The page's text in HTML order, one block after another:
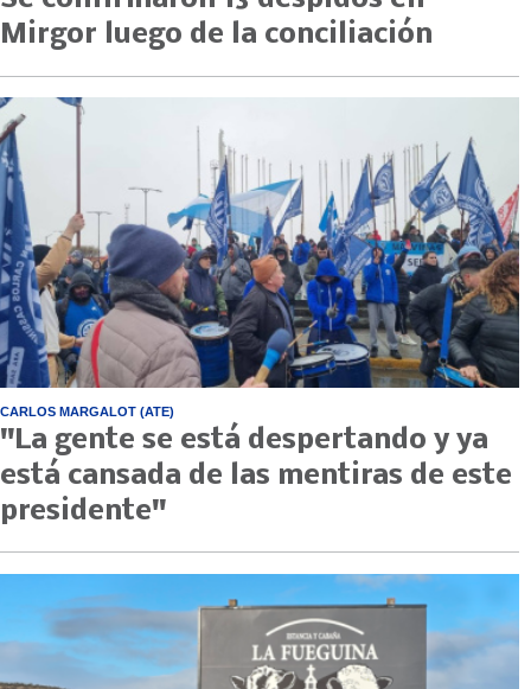
Mirgor luego de la conciliación
CARLOS MARGALOT (ATE)
"La gente se está despertando y ya
está cansada de las mentiras de este
presidente"